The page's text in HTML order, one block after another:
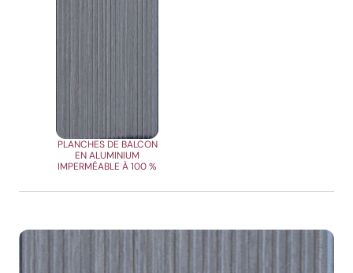
PLANCHES DE BALCON
EN ALUMINIUM
IMPERMÉABLE À 100 %